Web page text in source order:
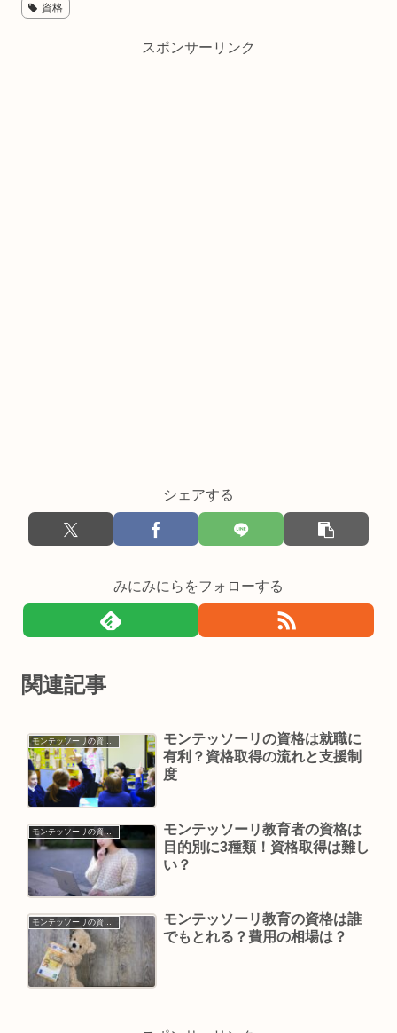
資格
スポンサーリンク
シェアする
みにみにらをフォローする
関連記事
モンテッソーリの資格・仕事
モンテッソーリの資格は就職に
有利？資格取得の流れと支援制
度
モンテッソーリ教育者の資格は
目的別に3種類！資格取得は難し
い？
モンテッソーリ教育の資格は誰
でもとれる？費用の相場は？